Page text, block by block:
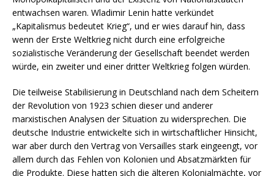
entwachsen waren. Wladimir Lenin hatte verkündet
„Kapitalismus bedeutet Krieg“, und er wies darauf hin, dass
wenn der Erste Weltkrieg nicht durch eine erfolgreiche
sozialistische Veränderung der Gesellschaft beendet werden
würde, ein zweiter und einer dritter Weltkrieg folgen würden.
Die teilweise Stabilisierung in Deutschland nach dem Scheitern
der Revolution von 1923 schien dieser und anderer
marxistischen Analysen der Situation zu widersprechen. Die
deutsche Industrie entwickelte sich in wirtschaftlicher Hinsicht,
war aber durch den Vertrag von Versailles stark eingeengt, vor
allem durch das Fehlen von Kolonien und Absatzmärkten für
die Produkte. Diese hatten sich die älteren Kolonialmächte, vor